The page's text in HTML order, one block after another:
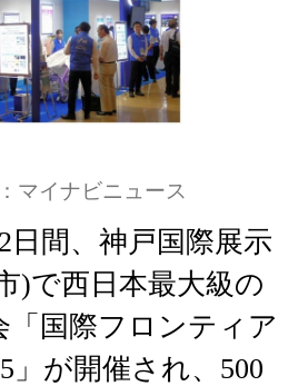
マイナビニュース
日間、神戸国際展示
)で西日本最大級の
「国際フロンティア
」が開催され、500